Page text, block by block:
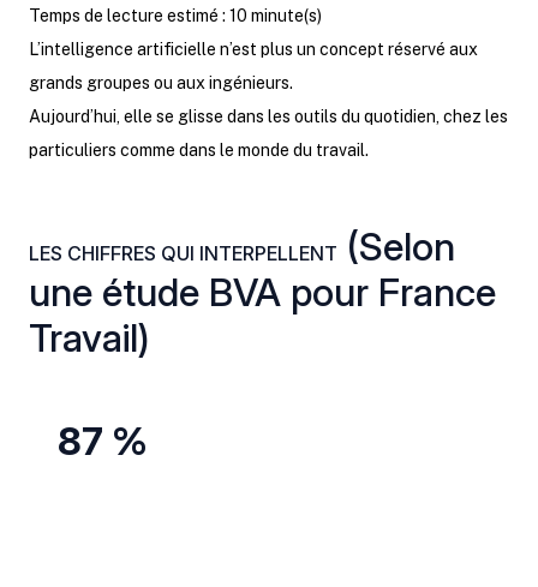
Temps de lecture estimé : 10 minute(s)
L’intelligence artificielle n’est plus un concept réservé aux
grands groupes ou aux ingénieurs.
Aujourd’hui, elle se glisse dans les outils du quotidien, chez les
particuliers comme dans le monde du travail.
LES CHIFFRES QUI INTERPELLENT (Selon
une étude BVA pour France
Travail)
87 %